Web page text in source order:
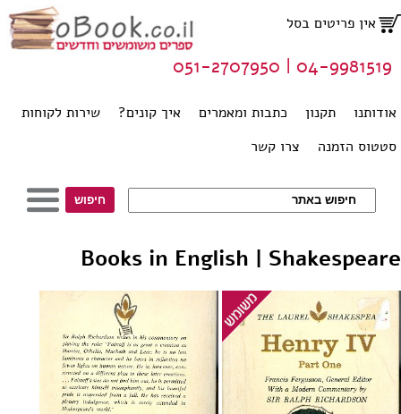
אין פריטים בסל
אודותנו תקנון כתבות ומאמרים איך קונים?
שירות לקוחות
סטטוס הזמנה
צרו קשר
04-9981519 | 051-2707950
Books in English | Shakespeare